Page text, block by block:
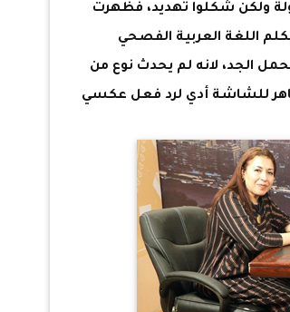
ولكن شكلوا تهديد، فظهرت
اللغة العربية الفصحي
الجد، لانه لم يحدث نوع من
للشاشة أدي لرد فعل عكسي